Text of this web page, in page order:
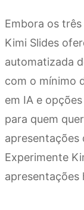
Embora os
Kimi Slides
automatizada
com o mínimo
em IA e
para quem
apresentações
Experimente
apresentações